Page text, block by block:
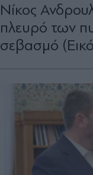
Νίκος
πλευρό των
σεβασμό